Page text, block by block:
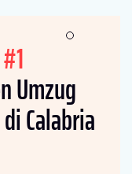
#1
Umzug
Calabria